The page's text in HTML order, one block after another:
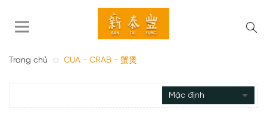
Trang chủ CUA - CRAB - 蟹煲